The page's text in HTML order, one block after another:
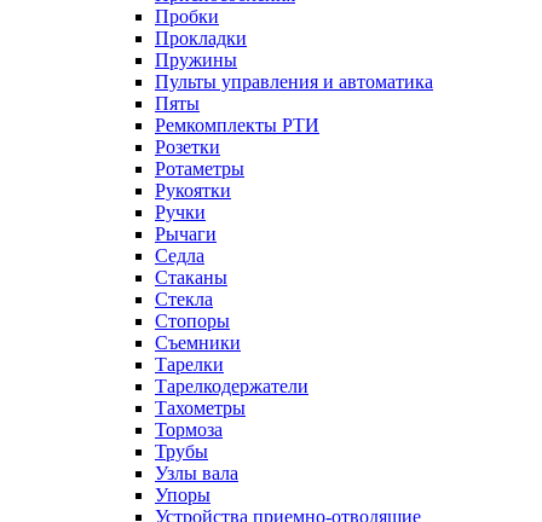
Пробки
Прокладки
Пружины
Пульты управления и автоматика
Пяты
Ремкомплекты РТИ
Розетки
Ротаметры
Рукоятки
Ручки
Рычаги
Седла
Стаканы
Стекла
Стопоры
Съемники
Тарелки
Тарелкодержатели
Тахометры
Тормоза
Трубы
Узлы вала
Упоры
Устройства приемно-отводящие